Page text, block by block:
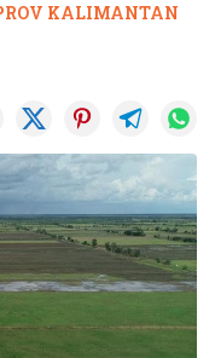
KALIMANTAN